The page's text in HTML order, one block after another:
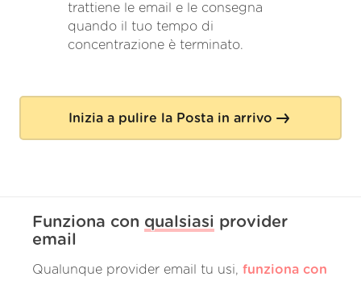
trattiene le email e le consegna
quando il tuo tempo di
concentrazione è terminato.
Inizia a pulire la Posta in arrivo
Funziona con qualsiasi provider
email
Qualunque provider email tu usi, funziona con